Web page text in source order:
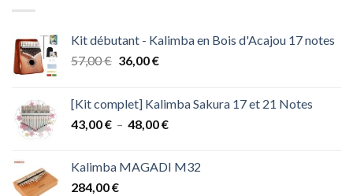
Kit débutant - Kalimba en Bois d'Acajou 17 notes
57,00€ Le
était :
57,00 €.
36,00€Le
est :
36,00 €.
[Kit complet] Kalimba Sakura 17 et 21 Notes
43,00€ – 48,00€Plage
43,00 €
Kalimba MAGADI M32
284,00€